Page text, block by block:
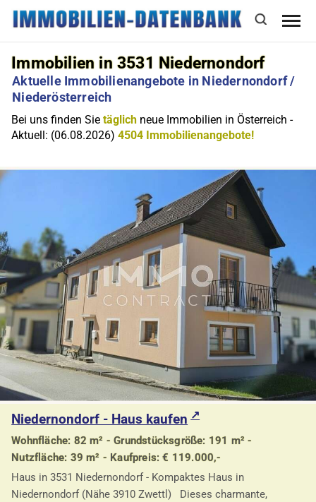
Immobilien in 3531 Niedernondorf
Aktuelle Immobilienangebote in Niedernondorf /
Niederösterreich
Bei uns finden Sietäglich neue Immobilien in Österreich -
Aktuell: (06.08.2026)4504 Immobilienangebote!
Niedernondorf - Haus kaufen
Wohnfläche: 82 m² - Grundstücksgröße: 191 m² -
Nutzfläche: 39 m² - Kaufpreis: € 119.000,-
Haus in 3531 Niedernondorf - Kompaktes Haus in
Niedernondorf (Nähe 3910 Zwettl) Dieses charmante,